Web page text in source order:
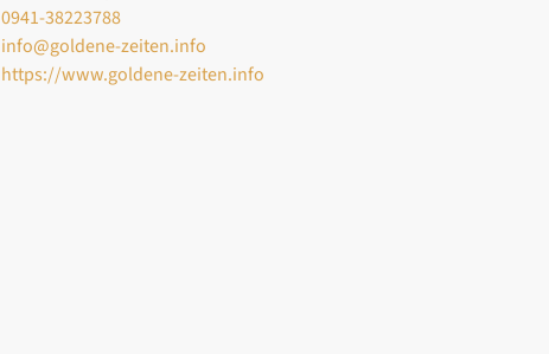
0941-38223788
info@goldene-zeiten.info
https://www.goldene-zeiten.info